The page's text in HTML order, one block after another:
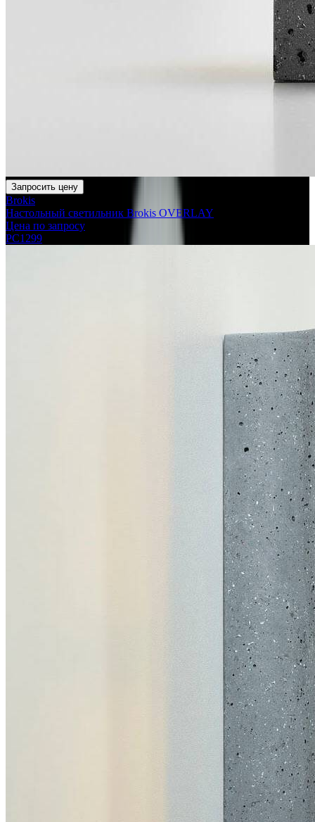
Запросить цену
Brokis
Настольный светильник Brokis OVERLAY
Цена по запросу
PC1299